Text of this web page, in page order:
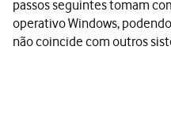
passos seguintes tomam
operativo Windows,
não coincide com outros